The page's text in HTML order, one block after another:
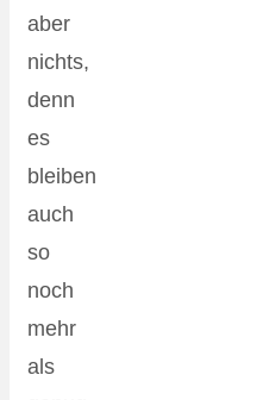
aber
nichts,
denn
es
bleiben
auch
so
noch
mehr
als